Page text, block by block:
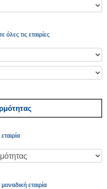
όλες τις εταιρίες
εταιρία